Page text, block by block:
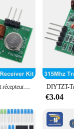
DIYTZT-Transmetteur et récepteur RF 433Mhz, électronique intelligente, kit de liaison technique pour ardu37/ ARM/MCU WL, bricolage 315 Z/433 Z successifs sans fil
€3.04